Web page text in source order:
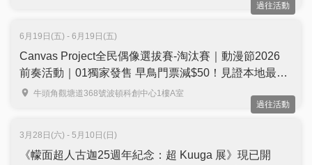
過往活動
6月19日(五) - 6月19日(五)
Canvas Project全民偶像選拔賽-淘汰賽｜動漫節2026
前奏活動｜01獨家發售 早鳥門票減$50！見證本地最強
偶像誕生＋多隊本地人氣現役偶像現場表演
牛頭角觀塘道368號波頓科創中心1樓A室
過往活動
3月28日(六) - 5月10日(日)
《幪面超人古迦25週年紀念：超 Kuuga 展》現已開